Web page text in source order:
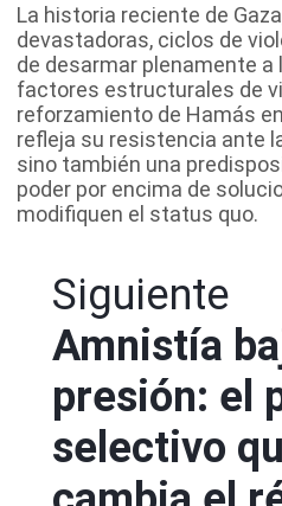
La historia reciente de
devastadoras, ciclos de
de desarmar plenamente a
factores estructurales de
reforzamiento de Hamás
refleja su resistencia ante
sino también una
poder por encima de
modifiquen el status quo.
Siguiente
Amnistía
presión: el
selectivo